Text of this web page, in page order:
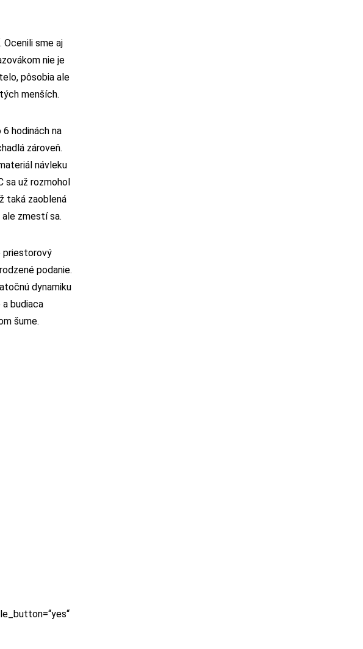
Ocenili sme aj
nie je
pôsobia ale
menších.
hodinách na
zároveň.
návleku
sa už rozmohol
taká zaoblená
ale zmestí sa.
priestorový
podanie.
dynamiku
budiaca
šume.